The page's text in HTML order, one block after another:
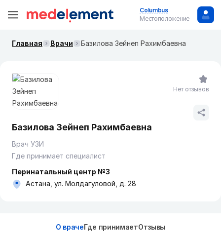
Columbus
Местоположение
Главная Врачи Базилова Зейнеп Рахимбаевна
Базилова Зейнеп Рахимбаевна
Врач УЗИ
Где принимает специалист
Перинатальный центр №3
Астана, ул. Молдагуловой, д. 28
Нет отзывов
О врачеГде принимаетОтзывы